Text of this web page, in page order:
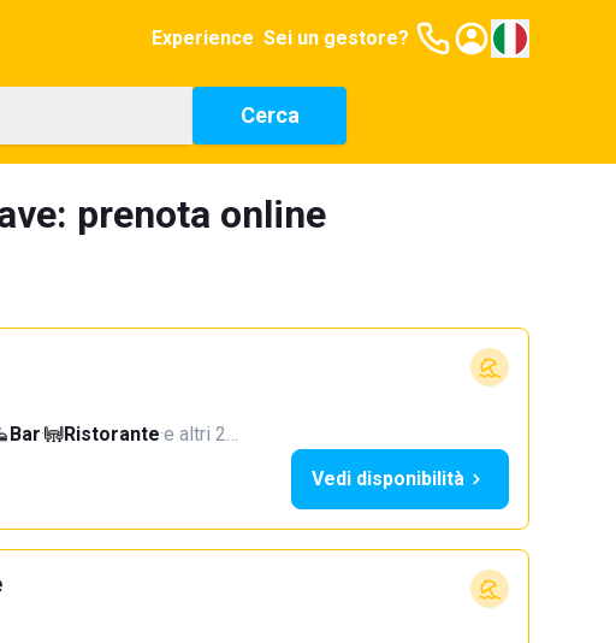
Experience Sei un gestore?
Cerca
prenota online
Bar· Ristorante·e altri 2…
Vedi disponibilità